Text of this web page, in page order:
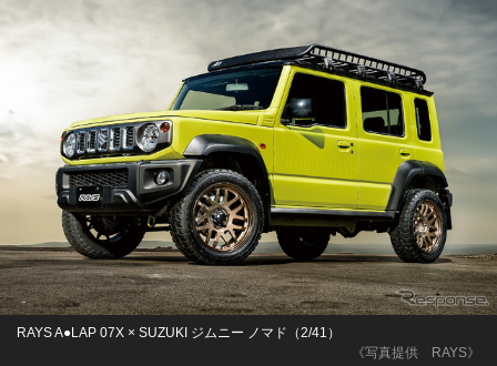
《写真提供 RAYS》
RAYS A●LAP 07X × SUZUKI ジムニー ノマド（2/41）